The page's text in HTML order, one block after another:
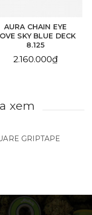
AURA CHAIN EYE
SKY BLUE DECK
8.125
2.160.000₫
xem
GRIPTAPE